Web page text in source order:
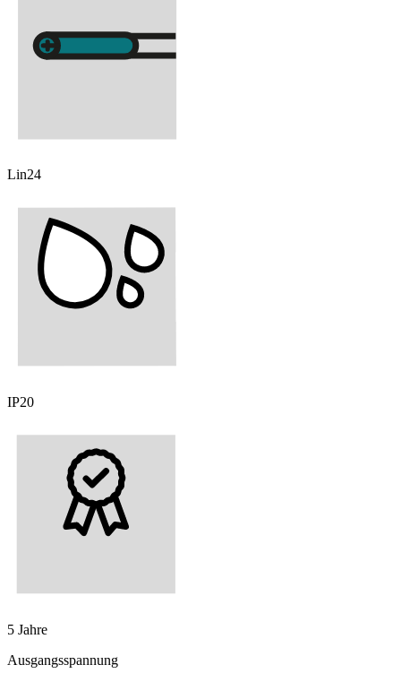
Lin24
IP20
5 Jahre
Ausgangsspannung